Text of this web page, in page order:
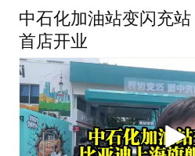
中石化加油站变闪充
首店开业